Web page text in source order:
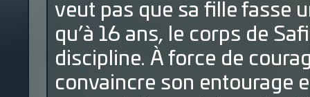
veut pas que sa fille fasse
qu’à 16 ans, le corps de
discipline. À force de
convaincre son entourage